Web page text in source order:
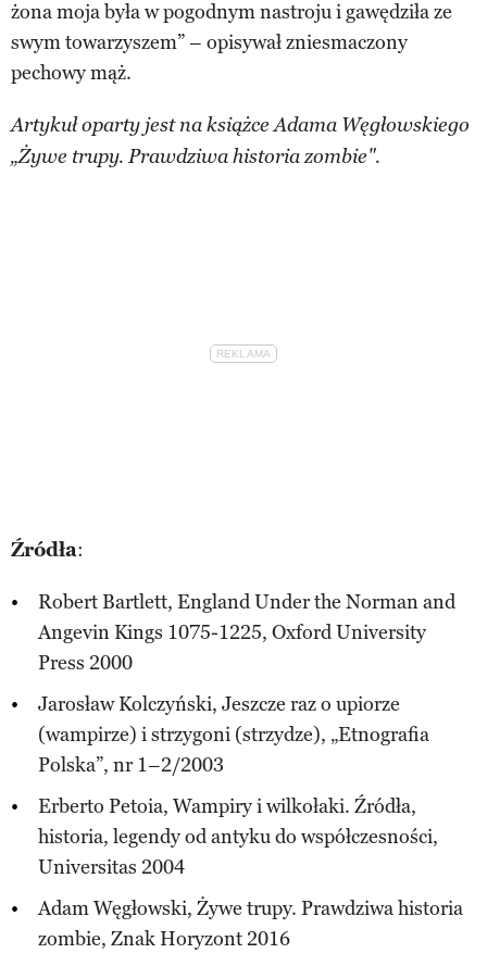
żona moja była w pogodnym nastroju i gawędziła ze
swym towarzyszem” – opisywał zniesmaczony
pechowy mąż.
Artykuł oparty jest na książce Adama Węgłowskiego
„Żywe trupy. Prawdziwa historia zombie".
Źródła:
Robert Bartlett, England Under the Norman and
Angevin Kings 1075-1225, Oxford University
Press 2000
Jarosław Kolczyński, Jeszcze raz o upiorze
(wampirze) i strzygoni (strzydze), „Etnografia
Polska”, nr 1–2/2003
Erberto Petoia, Wampiry i wilkołaki. Źródła,
historia, legendy od antyku do współczesności,
Universitas 2004
Adam Węgłowski, Żywe trupy. Prawdziwa historia
zombie, Znak Horyzont 2016